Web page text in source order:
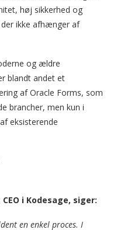
høj sikkerhed og
ikke afhænger af
og ældre
blandt andet et
af Oracle Forms, som
brancher, men kun i
eksisterende
i Kodesage, siger:
en enkel proces. I